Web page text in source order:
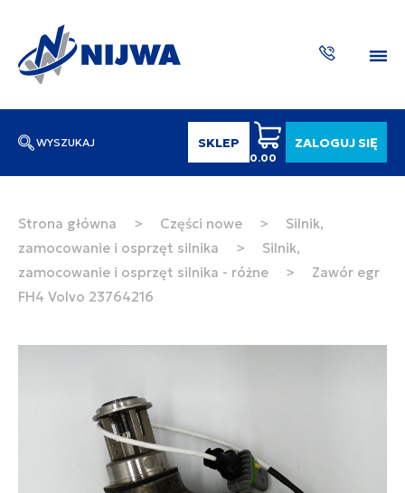
WYSZUKAJ SKLEP
0.00
ZALOGUJ SIĘ
Wpisz numer katalogowy lub nazwę
SZUKAJ
Strona główna > Części nowe >
Silnik,
zamocowanie i osprzęt silnika
>
Silnik,
zamocowanie i osprzęt silnika - różne
>
Zawór egr
FH4 Volvo 23764216